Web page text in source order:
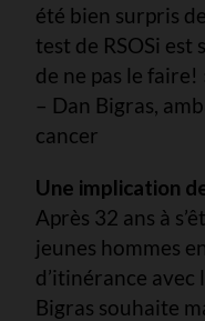
été bien surpris
test de RSOSi est
de ne pas le faire!
– Dan Bigras,
cancer
Une implication
Après 32 ans à
jeunes hommes
d’itinérance avec
Bigras souhaite